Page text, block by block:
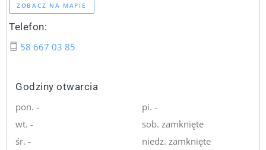
ZOBACZ NA MAPIE
Telefon:
58 667 03 85
Godziny otwarcia
pon. -
wt. -
śr. -
pi. -
sob. zamknięte
niedz. zamknięte